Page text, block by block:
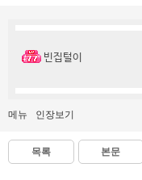
빈집털이
메뉴 인장보기
목록 본문